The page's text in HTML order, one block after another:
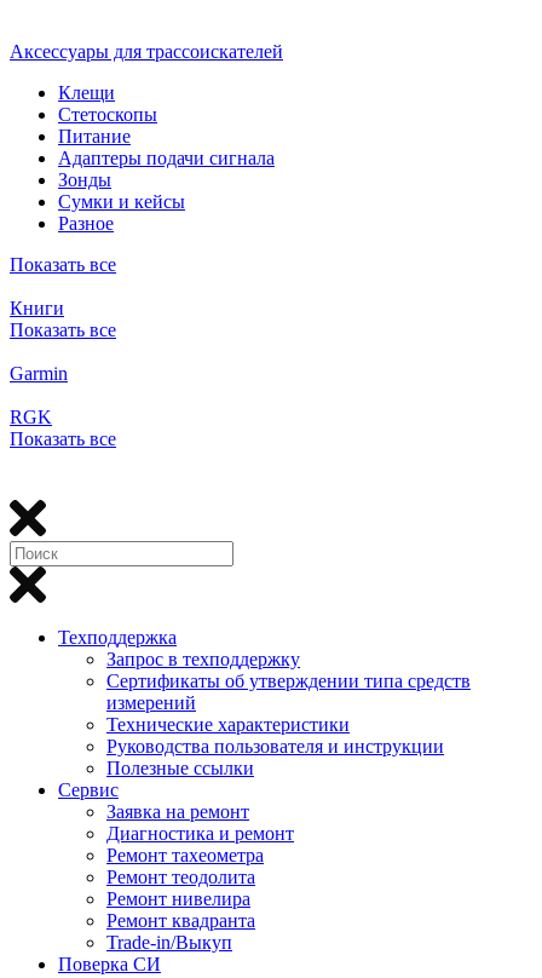
Аксессуары для трассоискателей
Клещи
Стетоскопы
Питание
Адаптеры подачи сигнала
Зонды
Сумки и кейсы
Разное
Показать все
Книги
Показать все
Garmin
RGK
Показать все
Техподдержка
Запрос в техподдержку
Сертификаты об утверждении типа средств
измерений
Технические характеристики
Руководства пользователя и инструкции
Полезные ссылки
Сервис
Заявка на ремонт
Диагностика и ремонт
Ремонт тахеометра
Ремонт теодолита
Ремонт нивелира
Ремонт квадранта
Trade-in/Выкуп
Поверка СИ